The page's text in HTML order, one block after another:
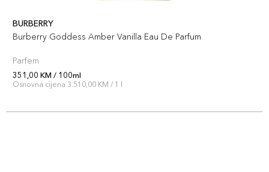
BURBERRY
Burberry Goddess Amber Vanilla Eau De Parfum
Parfem
351,00 KM / 100ml
Osnovna cijena 3.510,00 KM / 1 l